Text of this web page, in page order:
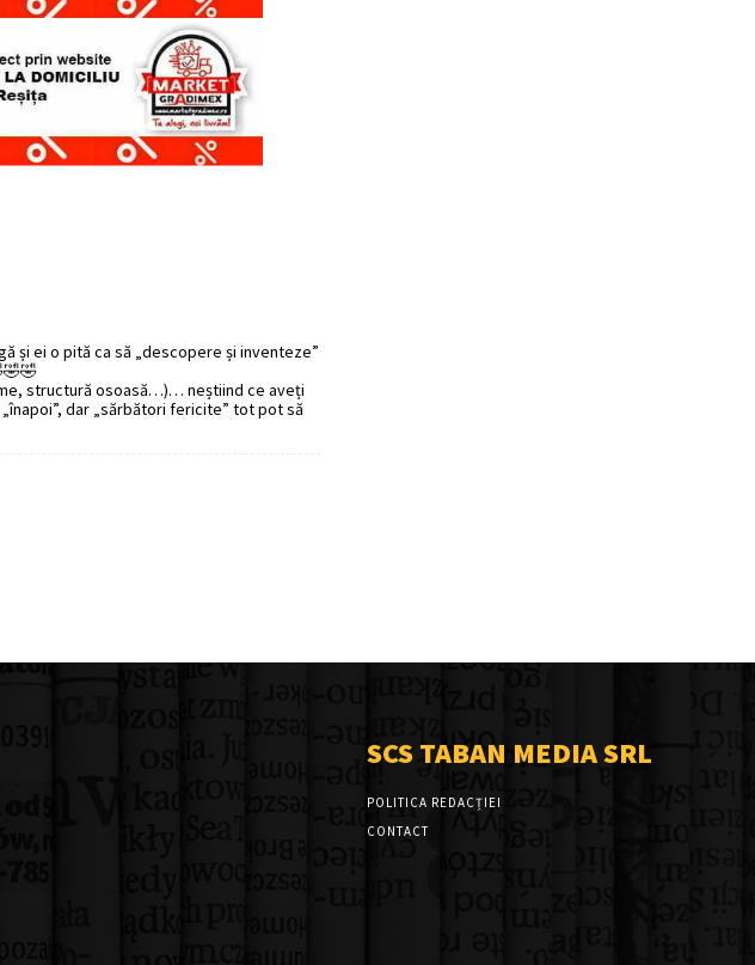
și ei o pită ca să „descopere și inventeze”
structură osoasă…)… neștiind ce aveți
dar „sărbători fericite” tot pot să
SCS TABAN MEDIA SRL
POLITICA REDACȚIEI
CONTACT